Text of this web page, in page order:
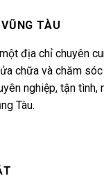
TÀU
địa chỉ chuyên
chữa và chăm
nghiệp, tận tình,
Tàu.